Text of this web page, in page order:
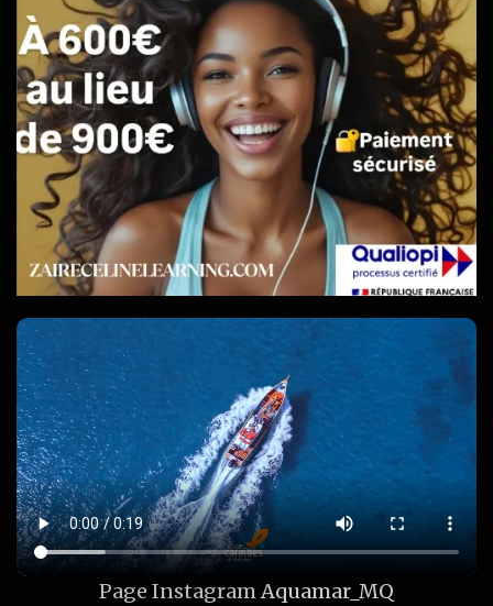
Page InstagramAquamar_MQ